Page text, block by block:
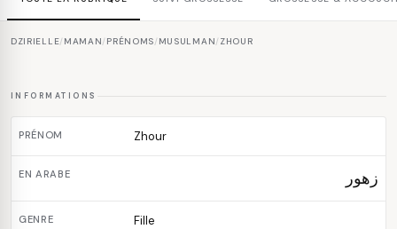
DZIRIELLE/ MAMAN/ PRÉNOMS/ MUSULMAN/ ZHOUR
INFORMATIONS
PRÉNOM Zhour
EN ARABE زهور
GENRE Fille